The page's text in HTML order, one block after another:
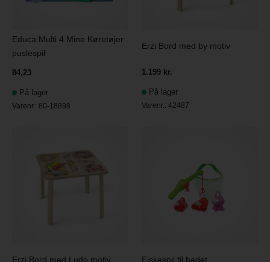
Educa Multi 4 Mine Køretøjer
puslespil
84,23
På lager
Varenr.: 80-18898
Erzi Bord med by motiv
1.199 kr.
På lager
Varenr.:42487
Erzi Bord med Ludo motiv Fiskespil til badet